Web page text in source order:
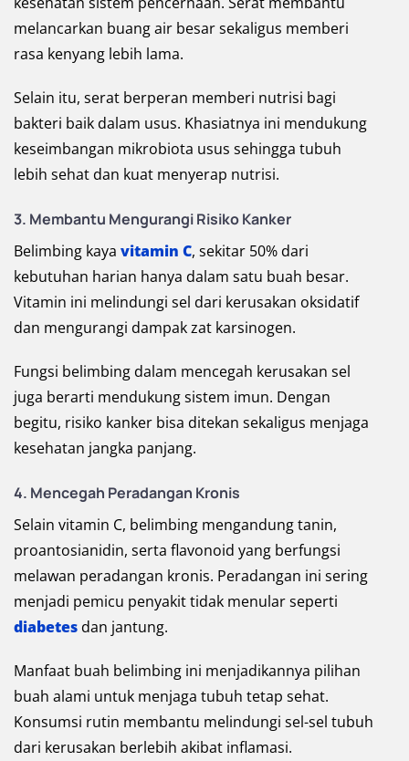
melancarkan buang air besar sekaligus memberi
rasa kenyang lebih lama.
Selain itu, serat berperan memberi nutrisi bagi
bakteri baik dalam usus. Khasiatnya ini mendukung
keseimbangan mikrobiota usus sehingga tubuh
lebih sehat dan kuat menyerap nutrisi.
3. Membantu Mengurangi Risiko Kanker
Belimbing kaya vitamin C, sekitar 50% dari
kebutuhan harian hanya dalam satu buah besar.
Vitamin ini melindungi sel dari kerusakan oksidatif
dan mengurangi dampak zat karsinogen.
Fungsi belimbing dalam mencegah kerusakan sel
juga berarti mendukung sistem imun. Dengan
begitu, risiko kanker bisa ditekan sekaligus menjaga
kesehatan jangka panjang.
4. Mencegah Peradangan Kronis
Selain vitamin C, belimbing mengandung tanin,
proantosianidin, serta flavonoid yang berfungsi
melawan peradangan kronis. Peradangan ini sering
menjadi pemicu penyakit tidak menular seperti
diabetes dan jantung.
Manfaat buah belimbing ini menjadikannya pilihan
buah alami untuk menjaga tubuh tetap sehat.
Konsumsi rutin membantu melindungi sel-sel tubuh
dari kerusakan berlebih akibat inflamasi.